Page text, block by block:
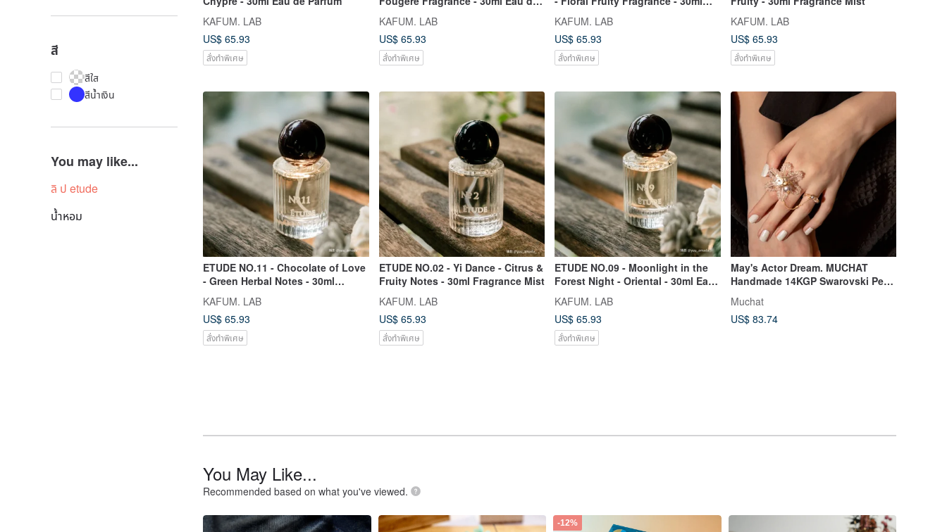
สี
สีใส
สีน้ำเงิน
You may like...
ลิ ป etude
น้ำหอม
KAFUM. LAB
US$ 65.93
สั่งทำพิเศษ
Parfum
KAFUM. LAB
US$ 65.93
สั่งทำพิเศษ
Fragrance Mist
KAFUM. LAB
US$ 65.93
สั่งทำพิเศษ
KAFUM. LAB
US$ 65.93
สั่งทำพิเศษ
ETUDE NO.11 - Chocolate of Love
- Green Herbal Notes - 30ml
Fragrance Mist
KAFUM. LAB
US$ 65.93
สั่งทำพิเศษ
ETUDE NO.02 - Yi Dance - Citrus &
Fruity Notes - 30ml Fragrance Mist
KAFUM. LAB
US$ 65.93
สั่งทำพิเศษ
ETUDE NO.09 - Moonlight in the
Forest Night - Oriental - 30ml Eau
de Parfum
KAFUM. LAB
US$ 65.93
สั่งทำพิเศษ
May's Actor Dream. MUCHAT
Handmade 14KGP Swarovski Pearl
Snowflake Ring
Muchat
US$ 83.74
You May Like...
Recommended based on what you've viewed.
-12%